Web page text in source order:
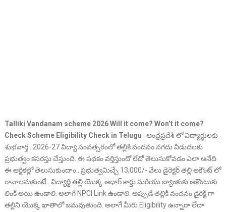
Talliki Vandanam scheme 2026 Will it come? Won’t it come?
Check Scheme Eligibility Check in Telugu : ఆంధ్రప్రదేశ్ లో విద్యార్థులకు
శుభవార్త.. 2026-27 విద్యా సంవత్సరంలో తల్లికి వందనం నగదు విడుదలకు
ప్రభుత్వం కసరస్తు చేస్తుంది. ఈ పథకం వర్తిస్తుందో లేదో తెలుసుకోవడం ఎలా అనేది
ఈ ఆర్టికల్లో తెలుసుకుందాం.. ప్రభుత్వమిచ్చే 13,000/- వేలు డైరెక్టర్ తల్లి అకౌంట్ లో
రావాలనుకుంటే.. విద్యార్థి తల్లి యొక్క ఆధార్ కార్డు మరియు బ్యాంకుకు అకౌంటుకు
లింక్ అయి ఉండాలి. అలాగే NPCI Link ఉండాలి. అప్పుడే తల్లికి వందనం డైరెక్ట్ గా
తల్లిని యొక్క ఖాతాలో జమవుతుంది. అలాగే మీరు Eligibility ఉన్నారా లేదా